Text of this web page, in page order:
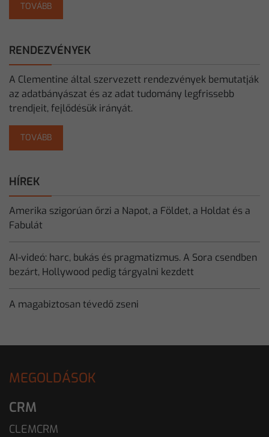
TOVÁBB
RENDEZVÉNYEK
A Clementine által szervezett rendezvények bemutatják
az adatbányászat és az adat tudomány legfrissebb
trendjeit, fejlődésük irányát.
TOVÁBB
HÍREK
Amerika szigorúan őrzi a Napot, a Földet, a Holdat és a
Fabulát
AI-videó: harc, bukás és pragmatizmus. A Sora csendben
bezárt, Hollywood pedig tárgyalni kezdett
A magabiztosan tévedő zseni
MEGOLDÁSOK
CRM
CLEMCRM